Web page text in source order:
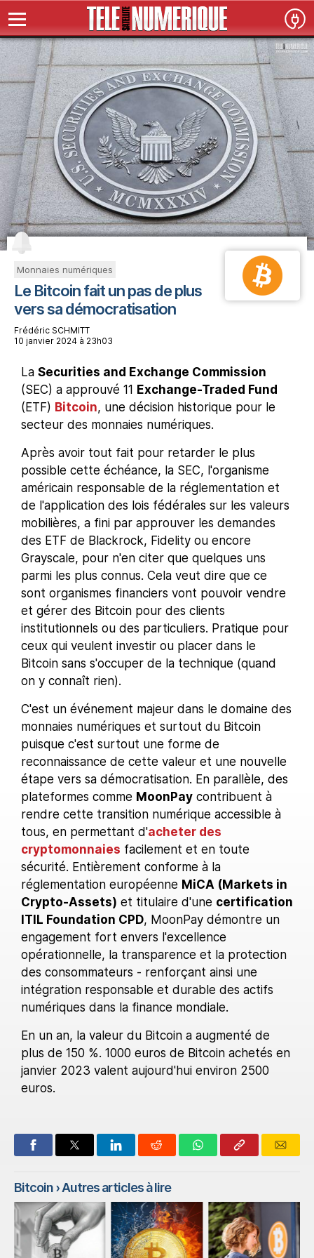
Monnaies numériques
Le Bitcoin fait un pas de plus
vers sa démocratisation
Frédéric SCHMITT
10 janvier 2024 à 23h03
La Securities and Exchange Commission
(SEC) a approuvé 11 Exchange-Traded Fund
(ETF) Bitcoin, une décision historique pour le
secteur des monnaies numériques.
Après avoir tout fait pour retarder le plus
possible cette échéance, la SEC, l'organisme
américain responsable de la réglementation et
de l'application des lois fédérales sur les valeurs
mobilières, a fini par approuver les demandes
des ETF de Blackrock, Fidelity ou encore
Grayscale, pour n'en citer que quelques uns
parmi les plus connus. Cela veut dire que ce
sont organismes financiers vont pouvoir vendre
et gérer des Bitcoin pour des clients
institutionnels ou des particuliers. Pratique pour
ceux qui veulent investir ou placer dans le
Bitcoin sans s'occuper de la technique (quand
on y connaît rien).
C'est un événement majeur dans le domaine des
monnaies numériques et surtout du Bitcoin
puisque c'est surtout une forme de
reconnaissance de cette valeur et une nouvelle
étape vers sa démocratisation. En parallèle, des
plateformes comme MoonPay contribuent à
rendre cette transition numérique accessible à
tous, en permettant d'acheter des
cryptomonnaies facilement et en toute
sécurité. Entièrement conforme à la
réglementation européenne MiCA (Markets in
Crypto-Assets) et titulaire d'une certification
ITIL Foundation CPD, MoonPay démontre un
engagement fort envers l'excellence
opérationnelle, la transparence et la protection
des consommateurs - renforçant ainsi une
intégration responsable et durable des actifs
numériques dans la finance mondiale.
En un an, la valeur du Bitcoin a augmenté de
plus de 150 %. 1000 euros de Bitcoin achetés en
janvier 2023 valent aujourd'hui environ 2500
euros.
Bitcoin› Autres articles à lire